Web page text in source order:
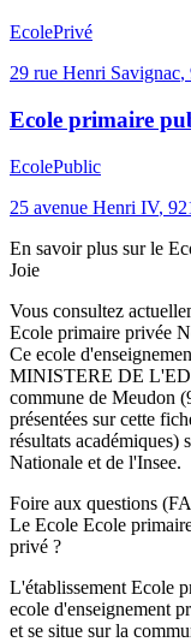
EcolePrivé
29 rue Henri Savignac,
Ecole primaire
EcolePublic
25 avenue Henri IV,
En savoir plus sur le
Joie
Vous consultez
Ecole primaire privée
Ce ecole
MINISTERE DE
commune de Meudon (
présentées sur cette
résultats académiques)
Nationale et de l'Insee.
Foire aux questions
Le Ecole Ecole
privé ?
L'établissement Ecole
ecole d'enseignement
et se situe sur la